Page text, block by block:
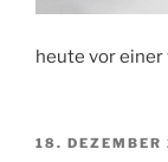
heute vor einer
18. DEZEMBER